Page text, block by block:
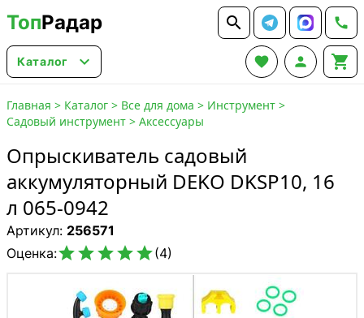
ТопРадар  
Каталог    
Главная > Каталог > Все для дома > Инструмент >
Садовый инструмент > Аксессуары
Опрыскиватель садовый
аккумуляторный DEKO DKSP10, 16
л 065-0942
Артикул: 256571
Оценка:(4)